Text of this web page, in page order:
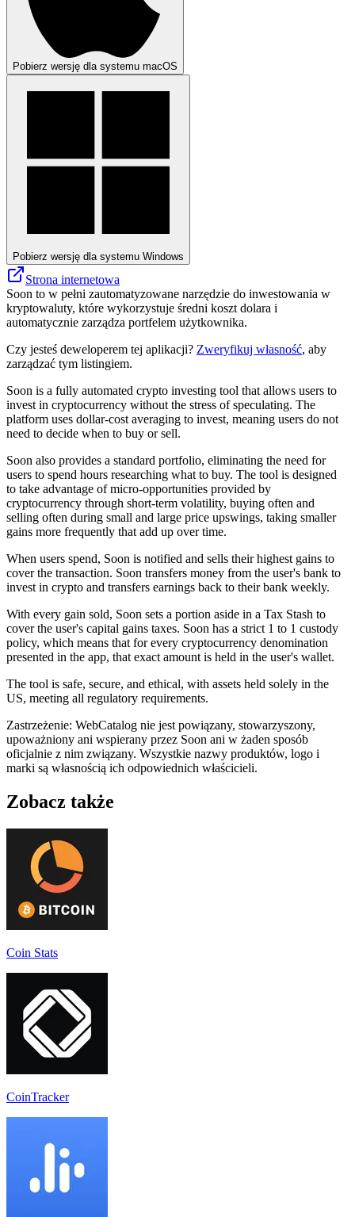
Pobierz wersję dla systemu macOS
Pobierz wersję dla systemu Windows
Strona internetowa
Soon to w pełni zautomatyzowane narzędzie do inwestowania w
kryptowaluty, które wykorzystuje średni koszt dolara i
automatycznie zarządza portfelem użytkownika.
Czy jesteś deweloperem tej aplikacji? Zweryfikuj własność, aby
zarządzać tym listingiem.
Soon is a fully automated crypto investing tool that allows users to
invest in cryptocurrency without the stress of speculating. The
platform uses dollar-cost averaging to invest, meaning users do not
need to decide when to buy or sell.
Soon also provides a standard portfolio, eliminating the need for
users to spend hours researching what to buy. The tool is designed
to take advantage of micro-opportunities provided by
cryptocurrency through short-term volatility, buying often and
selling often during small and large price upswings, taking smaller
gains more frequently that add up over time.
When users spend, Soon is notified and sells their highest gains to
cover the transaction. Soon transfers money from the user's bank to
invest in crypto and transfers earnings back to their bank weekly.
With every gain sold, Soon sets a portion aside in a Tax Stash to
cover the user's capital gains taxes. Soon has a strict 1 to 1 custody
policy, which means that for every cryptocurrency denomination
presented in the app, that exact amount is held in the user's wallet.
The tool is safe, secure, and ethical, with assets held solely in the
US, meeting all regulatory requirements.
Zastrzeżenie: WebCatalog nie jest powiązany, stowarzyszony,
upoważniony ani wspierany przez Soon ani w żaden sposób
oficjalnie z nim związany. Wszystkie nazwy produktów, logo i
marki są własnością ich odpowiednich właścicieli.
Zobacz także
Coin Stats
CoinTracker